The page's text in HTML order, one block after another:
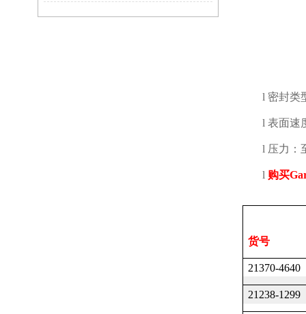
l 密封类
l 表面速
l 压力：
l 购买
货号
21370-4640
21238-1299